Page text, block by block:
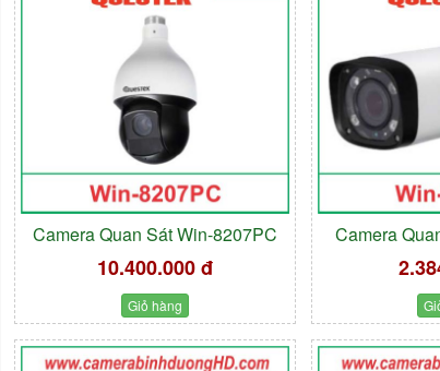
Camera Quan Sát Win-8207PC
10.400.000 đ
Giỏ hàng
Camera